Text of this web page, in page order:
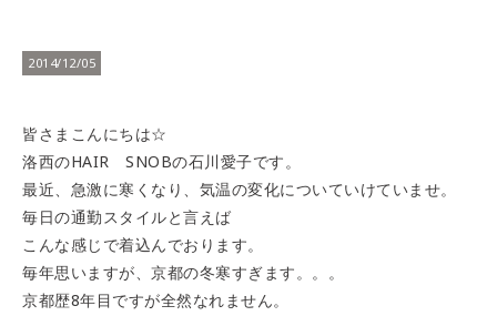
2014/12/05
皆さまこんにちは☆
洛西のHAIR SNOBの石川愛子です。
最近、急激に寒くなり、気温の変化についていけていませ。
毎日の通勤スタイルと言えば
こんな感じで着込んでおります。
毎年思いますが、京都の冬寒すぎます。。。
京都歴8年目ですが全然なれません。